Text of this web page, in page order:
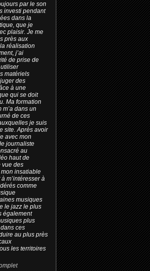
par le son
investi pendant
dans la
que je
plaisir. Je me
près aux
réalisation
j’ai
de prise de
matériels
des
à une
qui se doit
Ma formation
m’a dans un
de ces
je suis
site. Après avoir
avec mon
journaliste
au
haut de
vue des
insatiable
m’intéresser à
comme
musiques
le jazz le plus
également
plus
ces
au plus près
les territoires